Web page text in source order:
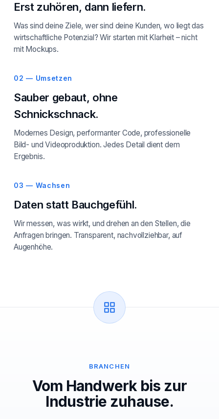
Erst zuhören, dann liefern.
Was sind deine Ziele, wer sind deine Kunden, wo liegt das
wirtschaftliche Potenzial? Wir starten mit Klarheit – nicht
mit Mockups.
02 — Umsetzen
Sauber gebaut, ohne
Schnickschnack.
Modernes Design, performanter Code, professionelle
Bild- und Videoproduktion. Jedes Detail dient dem
Ergebnis.
03 — Wachsen
Daten statt Bauchgefühl.
Wir messen, was wirkt, und drehen an den Stellen, die
Anfragen bringen. Transparent, nachvollziehbar, auf
Augenhöhe.
BRANCHEN
Vom Handwerk bis zur
Industrie zuhause.